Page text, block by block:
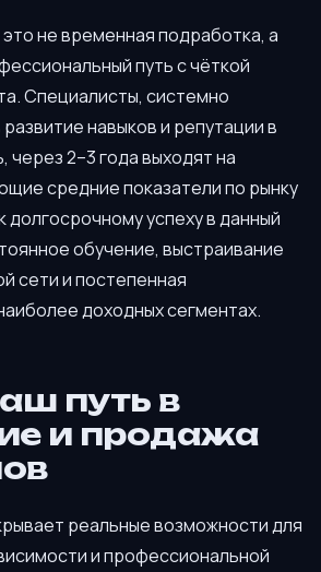
не временная подработка, а
путь с чёткой
Специалисты, системно
навыков и репутации в
через 2–3 года выходят на
средние показатели по рынку
долгосрочному успеху в данный
обучение, выстраивание
сети и постепенная
доходных сегментах.
путь в
и продажа
реальные возможности для
и профессиональной